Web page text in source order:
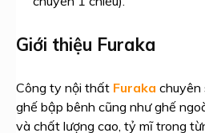
Giới thiệu Furaka
Công ty nội thất Furaka chuyên
ghế bập bênh cũng như ghế
và chất lượng cao, tỷ mĩ trong